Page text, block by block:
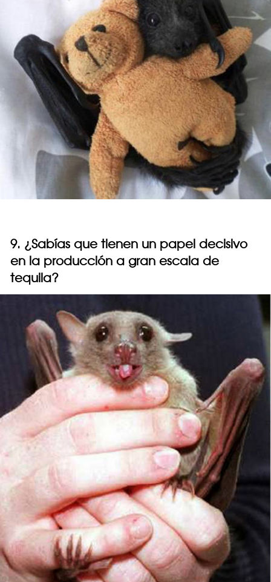
9. ¿Sabías que tienen un papel decisivo
en la producción a gran escala de
tequila?